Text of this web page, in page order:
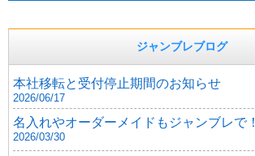
ジャンブレブログ
本社移転と受付停止期間のお知らせ
2026/06/17
名入れやオーダーメイドもジャンブレで！
2026/03/30